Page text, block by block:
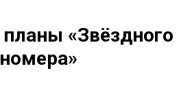
«Звёздного
номера»